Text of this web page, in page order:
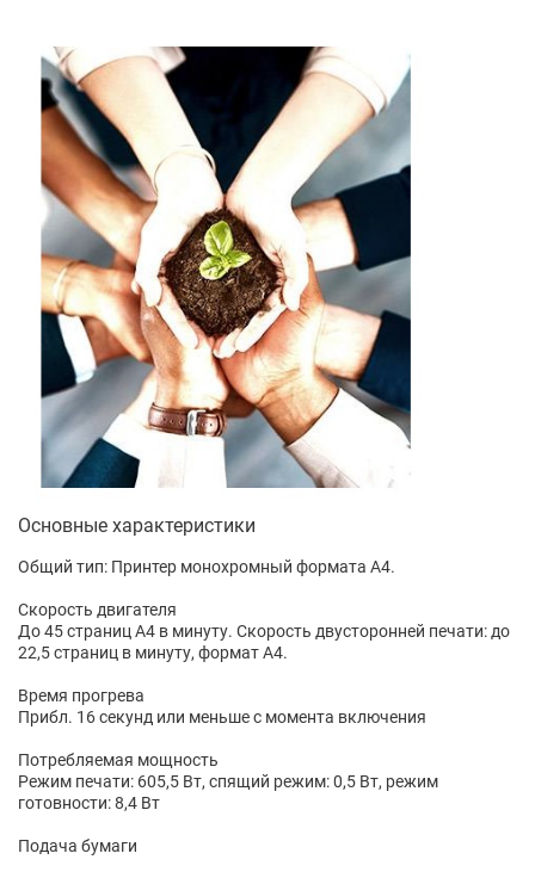
Основные характеристики
Общий тип: Принтер монохромный формата А4.
Скорость двигателя
До 45 страниц А4 в минуту. Скорость двусторонней печати: до
22,5 страниц в минуту, формат А4.
Время прогрева
Прибл. 16 секунд или меньше с момента включения
Потребляемая мощность
Режим печати: 605,5 Вт, спящий режим: 0,5 Вт, режим
готовности: 8,4 Вт
Подача бумаги